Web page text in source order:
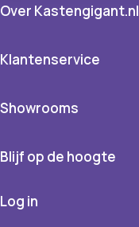
Over Kastengigant.nl
Klantenservice
Showrooms
Blijf op de hoogte
Log in